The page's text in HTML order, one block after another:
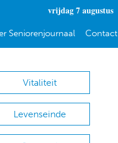
vrijdag 7 augustus
Seniorenjournaal Contact
Vitaliteit
Levenseinde